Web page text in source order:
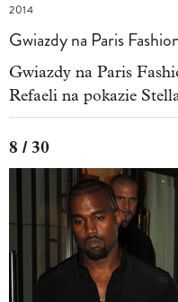
2014
Gwiazdy na Paris
Gwiazdy na Paris
Refaeli na pokazie
8 / 30